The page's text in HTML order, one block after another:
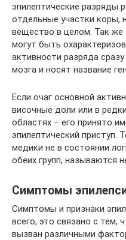
эпилептические разряды
отдельные участки коры,
вещество в целом. Так же
могут быть
активности разряда
мозга и носят название
Если очаг основной
височные доли или в
областях – его принято
эпилептический приступ.
медики не в состоянии
обеих групп, называются
Симптомы
Симптомы и признаки
всего, это связано с тем,
вызван различными